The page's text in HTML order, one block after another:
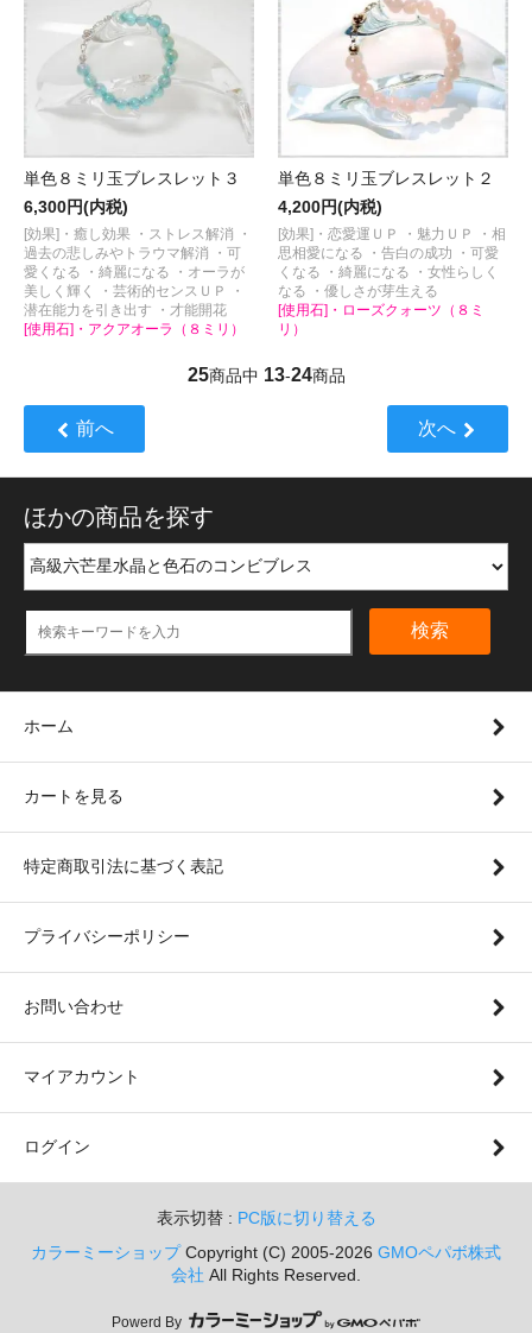
単色８ミリ玉ブレスレット３
6,300円(内税)
[効果]・癒し効果 ・ストレス解消 ・
過去の悲しみやトラウマ解消 ・可
愛くなる ・綺麗になる ・オーラが
美しく輝く ・芸術的センスＵＰ ・
潜在能力を引き出す ・才能開花
[使用石]・アクアオーラ（８ミリ）
単色８ミリ玉ブレスレット２
4,200円(内税)
[効果]・恋愛運ＵＰ ・魅力ＵＰ ・相
思相愛になる ・告白の成功 ・可愛
くなる ・綺麗になる ・女性らしく
なる ・優しさが芽生える
[使用石]・ローズクォーツ（８ミ
リ）
25商品中 13-24商品
前へ 次へ
ほかの商品を探す
検索
ホーム
カートを見る
特定商取引法に基づく表記
プライバシーポリシー
お問い合わせ
マイアカウント
ログイン
表示切替 : PC版に切り替える
カラーミーショップCopyright (C) 2005-2026 GMOペパボ株式
会社 All Rights Reserved.
Powerd By